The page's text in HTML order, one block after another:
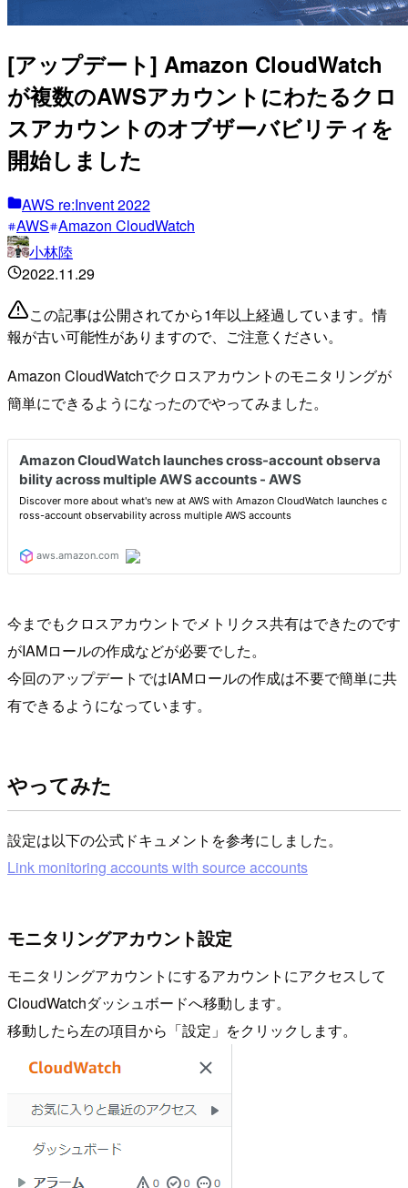
[アップデート] Amazon CloudWatch
が複数のAWSアカウントにわたるクロ
スアカウントのオブザーバビリティを
開始しました
AWS re:Invent 2022
AWS Amazon CloudWatch
小林陸
2022.11.29
この記事は公開されてから1年以上経過しています。情
報が古い可能性がありますので、ご注意ください。
Amazon CloudWatchでクロスアカウントのモニタリングが
簡単にできるようになったのでやってみました。
今までもクロスアカウントでメトリクス共有はできたのです
がIAMロールの作成などが必要でした。
今回のアップデートではIAMロールの作成は不要で簡単に共
有できるようになっています。
やってみた
設定は以下の公式ドキュメントを参考にしました。
Link monitoring accounts with source accounts
モニタリングアカウント設定
モニタリングアカウントにするアカウントにアクセスして
CloudWatchダッシュボードへ移動します。
移動したら左の項目から「設定」をクリックします。